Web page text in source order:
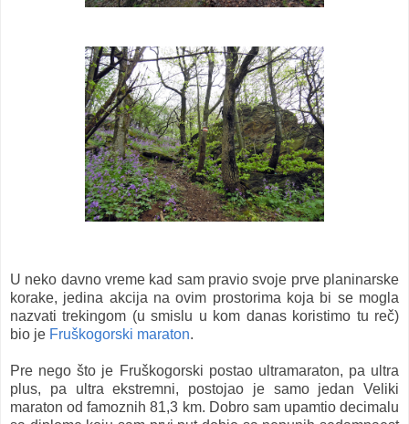
U neko davno vreme kad sam pravio svoje prve planinarske
korake, jedina akcija na ovim prostorima koja bi se mogla
nazvati trekingom (u smislu u kom danas koristimo tu reč)
bio je Fruškogorski maraton.
Pre nego što je Fruškogorski postao ultramaraton, pa ultra
plus, pa ultra ekstremni, postojao je samo jedan Veliki
maraton od famoznih 81,3 km. Dobro sam upamtio decimalu